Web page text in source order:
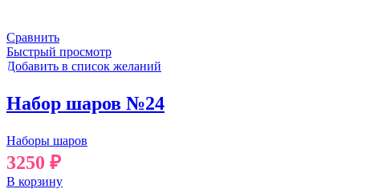
Сравнить
Быстрый просмотр
Добавить в список желаний
Набор шаров №24
Наборы шаров
3250 ₽
В корзину